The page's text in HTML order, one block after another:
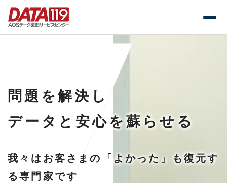
問題を解決し
データと安心を蘇らせる
我々はお客さまの「よかった」も復元す
る専門家です